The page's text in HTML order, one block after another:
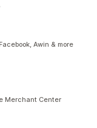
Awin & more
Merchant Center